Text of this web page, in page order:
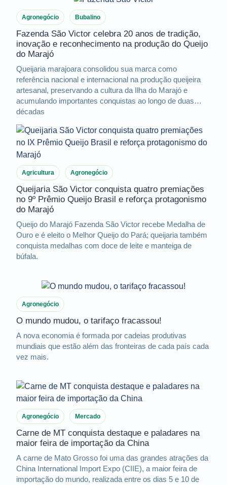
Agronegócio Bubalino
Fazenda São Victor celebra 20 anos de tradição,
inovação e reconhecimento na produção do Queijo
do Marajó
Queijaria marajoara consolidou sua marca como
referência nacional e internacional na produção queijeira
artesanal, preservando a cultura da Ilha do Marajó e
acumulando importantes conquistas ao longo de duas
décadas
Agricultura Agronegócio
Queijaria São Victor conquista quatro premiações
no 9º Prêmio Queijo Brasil e reforça protagonismo
do Marajó
Queijo do Marajó Fazenda São Victor recebe Medalha de
Ouro e é eleito o Melhor Queijo do Pará; queijaria também
conquista medalhas com doce de leite e manteiga de
búfala.
Agronegócio
O mundo mudou, o tarifaço fracassou!
A nova economia é formada por cadeias produtivas
mundiais que estão além das fronteiras de cada país cada
vez mais.
Agronegócio Mercado
Carne de MT conquista destaque e paladares na
maior feira de importação da China
A carne de Mato Grosso foi uma das grandes atrações da
China International Import Expo (CIIE), a maior feira de
importação do mundo, realizada entre os dias 5 e 10 de